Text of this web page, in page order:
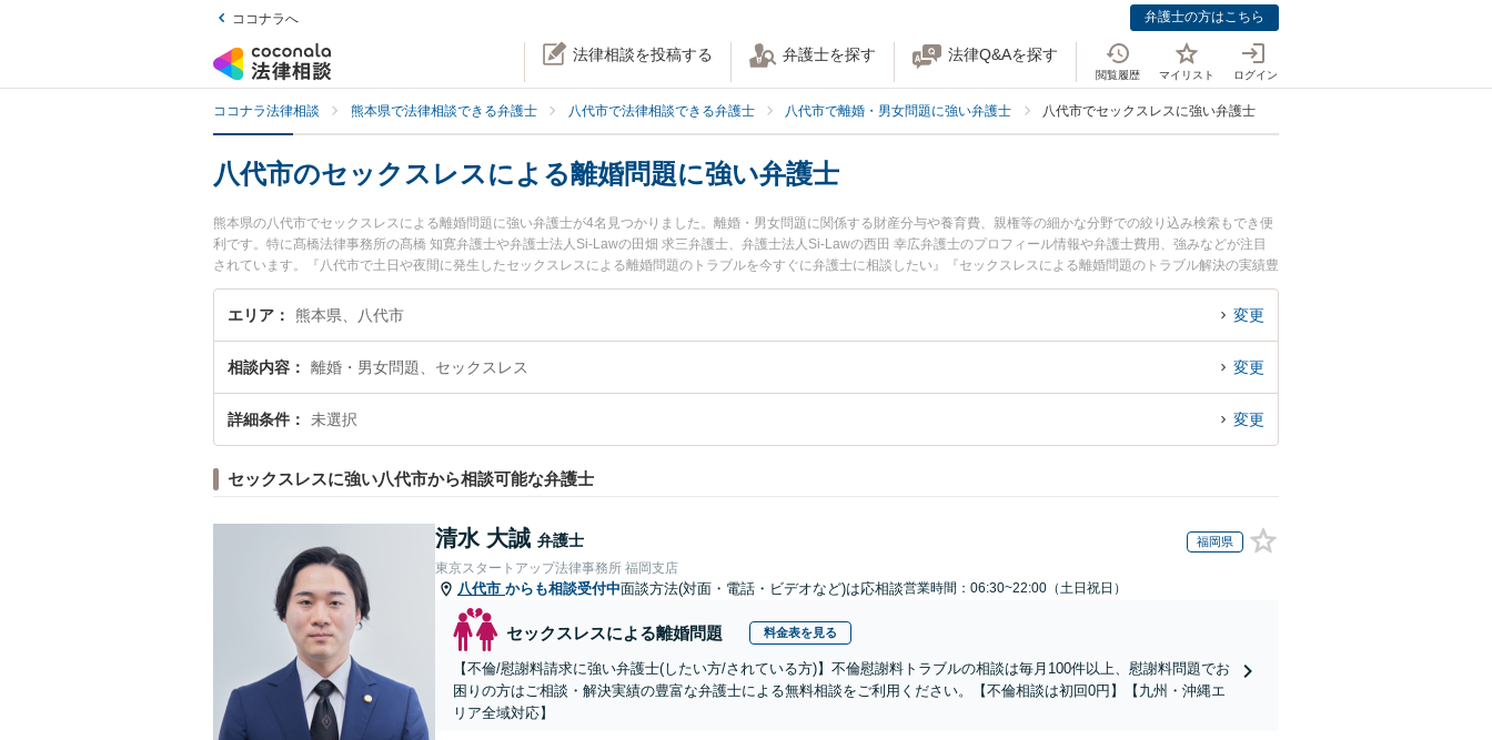
ココナラへ 弁護士の方はこちら
法律相談を投稿する 弁護士を探す 法律Q&Aを探す
閲覧履歴 マイリスト ログイン
ココナラ法律相談 熊本県で法律相談できる弁護士 八代市で法律相談できる弁護士 八代市で離婚・男女問題に強い弁護士 八代市でセックスレスに強い弁護士
八代市のセックスレスによる離婚問題に強い弁護士
熊本県の八代市でセックスレスによる離婚問題に強い弁護士が4名見つかりました。離婚・男女問題に関係する財産分与や養育費、親権等の細かな分野での絞り込み検索もでき便
利です。特に髙橋法律事務所の髙橋 知寛弁護士や弁護士法人Si-Lawの田畑 求三弁護士、弁護士法人Si-Lawの西田 幸広弁護士のプロフィール情報や弁護士費用、強みなどが注目
されています。『八代市で土日や夜間に発生したセックスレスによる離婚問題のトラブルを今すぐに弁護士に相談したい』『セックスレスによる離婚問題のトラブル解決の実績豊
富な近くの弁護士を検索したい』『初回相談無料でセックスレスによる離婚問題を法律相談できる八代市内の弁護士に相談予約したい』などでお困りの相談者さんにおすすめで
す。エリア 熊本県、八代市 変更
相談内容 離婚・男女問題、セックスレス 変更
詳細条件 未選択 変更
セックスレスに強い八代市から相談可能な弁護士
清水 大誠 弁護士 福岡県
東京スタートアップ法律事務所 福岡支店
八代市 からも相談受付中面談方法(対面・電話・ビデオなど)は応相談営業時間：06:30~22:00（土日祝日）
セックスレスによる離婚問題 料金表を見る
【不倫/慰謝料請求に強い弁護士(したい方/されている方)】不倫慰謝料トラブルの相談は毎月100件以上、慰謝料問題でお
困りの方はご相談・解決実績の豊富な弁護士による無料相談をご利用ください。【不倫相談は初回0円】【九州・沖縄エ
リア全域対応】